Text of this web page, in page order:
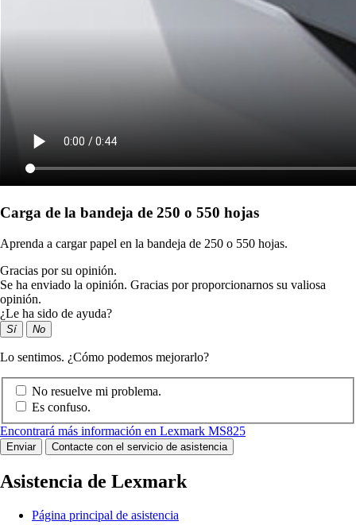
Carga de la bandeja de 250 o 550 hojas
Aprenda a cargar papel en la bandeja de 250 o 550 hojas.
Gracias por su opinión.
Se ha enviado la opinión. Gracias por proporcionarnos su valiosa
opinión.
¿Le ha sido de ayuda?
Sí No
Lo sentimos. ¿Cómo podemos mejorarlo?
No resuelve mi problema.
Es confuso.
Encontrará más información en Lexmark MS825
Enviar Contacte con el servicio de asistencia
Asistencia de Lexmark
Página principal de asistencia